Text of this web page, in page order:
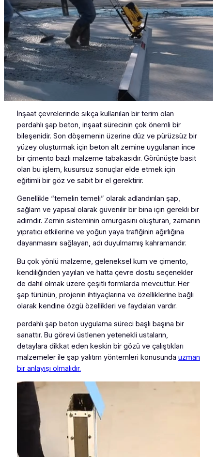
İnşaat çevrelerinde sıkça kullanılan bir terim olan
perdahlı şap beton, inşaat sürecinin çok önemli bir
bileşenidir. Son döşemenin üzerine düz ve pürüzsüz bir
yüzey oluşturmak için beton alt zemine uygulanan ince
bir çimento bazlı malzeme tabakasıdır. Görünüşte basit
olan bu işlem, kusursuz sonuçlar elde etmek için
eğitimli bir göz ve sabit bir el gerektirir.
Genellikle “temelin temeli” olarak adlandırılan şap,
sağlam ve yapısal olarak güvenilir bir bina için gerekli bir
adımdır. Zemin sisteminin omurgasını oluşturan, zamanın
yıpratıcı etkilerine ve yoğun yaya trafiğinin ağırlığına
dayanmasını sağlayan, adı duyulmamış kahramandır.
Bu çok yönlü malzeme, geleneksel kum ve çimento,
kendiliğinden yayılan ve hatta çevre dostu seçenekler
de dahil olmak üzere çeşitli formlarda mevcuttur. Her
şap türünün, projenin ihtiyaçlarına ve özelliklerine bağlı
olarak kendine özgü özellikleri ve faydaları vardır.
perdahlı şap beton uygulama süreci başlı başına bir
sanattır. Bu görevi üstlenen yetenekli ustaların,
detaylara dikkat eden keskin bir gözü ve çalıştıkları
malzemeler ile şap yalıtım yöntemleri konusunda uzman
bir anlayışı olmalıdır.